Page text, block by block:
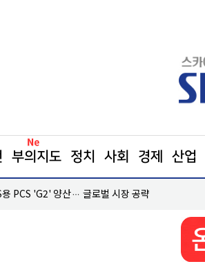
부의지도 정치 사회 경제 산업
용 PCS 'G2' 양산… 글로벌 시장 공략